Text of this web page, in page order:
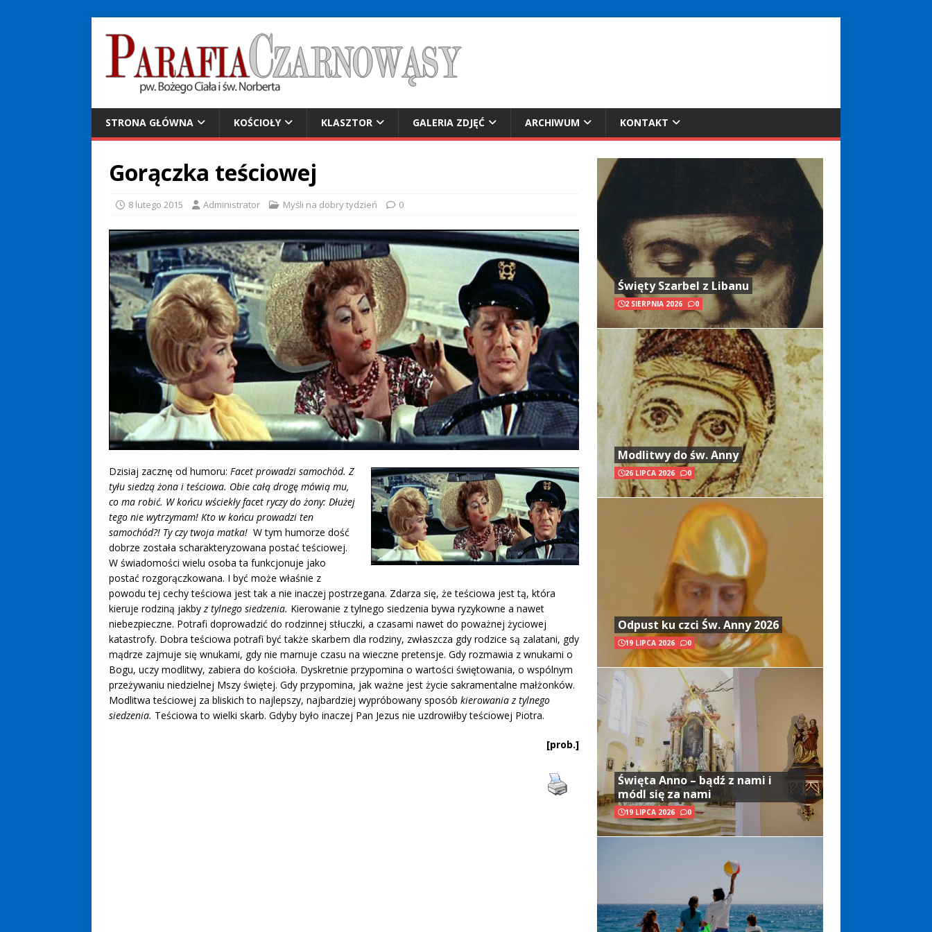
STRONA GŁÓWNA KOŚCIOŁY KLASZTOR GALERIA ZDJĘĆ ARCHIWUM KONTAKT
Gorączka teściowej
8 lutego 2015 Administrator Myśli na dobry tydzień 0
Dzisiaj zacznę od humoru: Facet prowadzi samochód. Z
tyłu siedzą żona i teściowa. Obie całą drogę mówią mu,
co ma robić. W końcu wściekły facet ryczy do żony: Dłużej
tego nie wytrzymam! Kto w końcu prowadzi ten
samochód?! Ty czy twoja matka! W tym humorze dość
dobrze została scharakteryzowana postać teściowej.
W świadomości wielu osoba ta funkcjonuje jako
postać rozgorączkowana. I być może właśnie z
powodu tej cechy teściowa jest tak a nie inaczej postrzegana. Zdarza się, że teściowa jest tą, która
kieruje rodziną jakbyz tylnego siedzenia. Kierowanie z tylnego siedzenia bywa ryzykowne a nawet
niebezpieczne. Potrafi doprowadzić do rodzinnej stłuczki, a czasami nawet do poważnej życiowej
katastrofy. Dobra teściowa potrafi być także skarbem dla rodziny, zwłaszcza gdy rodzice są zalatani, gdy
mądrze zajmuje się wnukami, gdy nie marnuje czasu na wieczne pretensje. Gdy rozmawia z wnukami o
Bogu, uczy modlitwy, zabiera do kościoła. Dyskretnie przypomina o wartości świętowania, o wspólnym
przeżywaniu niedzielnej Mszy świętej. Gdy przypomina, jak ważne jest życie sakramentalne małżonków.
Modlitwa teściowej za bliskich to najlepszy, najbardziej wypróbowany sposób kierowania z tylnego
siedzenia. Teściowa to wielki skarb. Gdyby było inaczej Pan Jezus nie uzdrowiłby teściowej Piotra.
[prob.]
Święty Szarbel z Libanu
2 SIERPNIA 2026 0
Modlitwy do św. Anny
26 LIPCA 2026 0
Odpust ku czci Św. Anny 2026
19 LIPCA 2026 0
Święta Anno – bądź z nami i
módl się za nami
19 LIPCA 2026 0